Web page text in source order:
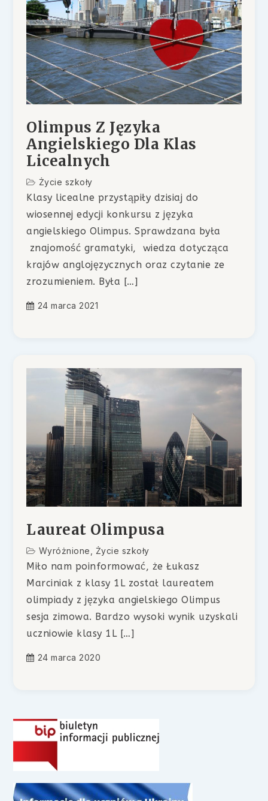
Olimpus Z Języka
Angielskiego Dla Klas
Licealnych
Życie szkoły
Klasy licealne przystąpiły dzisiaj do
wiosennej edycji konkursu z języka
angielskiego Olimpus. Sprawdzana była
znajomość gramatyki, wiedza dotycząca
krajów anglojęzycznych oraz czytanie ze
zrozumieniem. Była […]
24 marca 2021
Laureat Olimpusa
Wyróżnione Życie szkoły
Miło nam poinformować, że Łukasz
Marciniak z klasy 1L został laureatem
olimpiady z języka angielskiego Olimpus
sesja zimowa. Bardzo wysoki wynik uzyskali
uczniowie klasy 1L […]
24 marca 2020